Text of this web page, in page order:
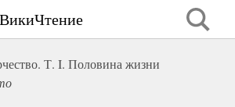
ВикиЧтение
Т. I. Половина жизни